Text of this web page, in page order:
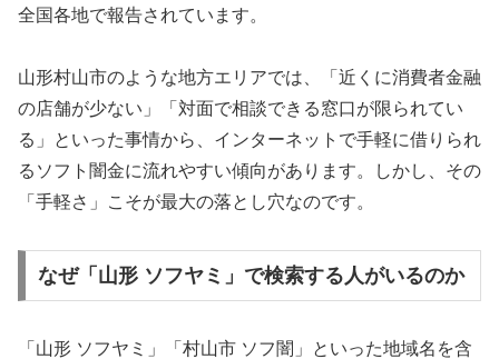
全国各地で報告されています。
山形村山市のような地方エリアでは、「近くに消費者金融
の店舗が少ない」「対面で相談できる窓口が限られてい
る」といった事情から、インターネットで手軽に借りられ
るソフト闇金に流れやすい傾向があります。しかし、その
「手軽さ」こそが最大の落とし穴なのです。
なぜ「山形 ソフヤミ」で検索する人がいるのか
「山形 ソフヤミ」「村山市 ソフ闇」といった地域名を含